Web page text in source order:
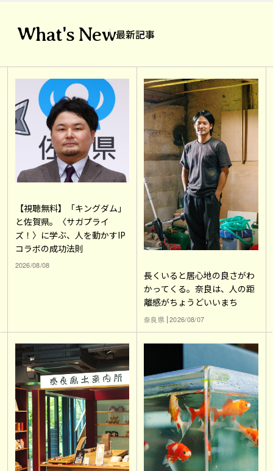
What's New最新記事
【視聴無料】「キングダム」
と佐賀県。〈サガプライ
ズ！〉に学ぶ、人を動かすIP
コラボの成功法則
2026/08/08
長くいると居心地の良さがわ
かってくる。奈良は、人の距
離感がちょうどいいまち
奈良県 2026/08/07